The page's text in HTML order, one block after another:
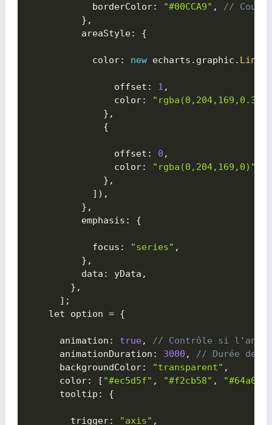
            borderColor
: "#00CCA9" ,
//
} ,
          areaStyle
: {
            color
: new echarts . graphic .
                offset
: 1 ,
                color
: "rgba(0,204,169,0.3)"
} ,
{
                offset
: 0 ,
                color
: "rgba(0,204,169,0)"
} ,
] ) ,
} ,
          emphasis
: {
            focus
: "series" ,
} ,
          data
: yData ,
} ,
] ;
    let option
= {
      animation
: true,
// Contrôle si
      animationDuration
: 3000 ,
// Durée de
      backgroundColor
: "transparent" ,
      color
: [ "#ec5d5f" , "#f2cb58" ,
"#64a0c8"
      tooltip
: {
        trigger
: "axis" ,